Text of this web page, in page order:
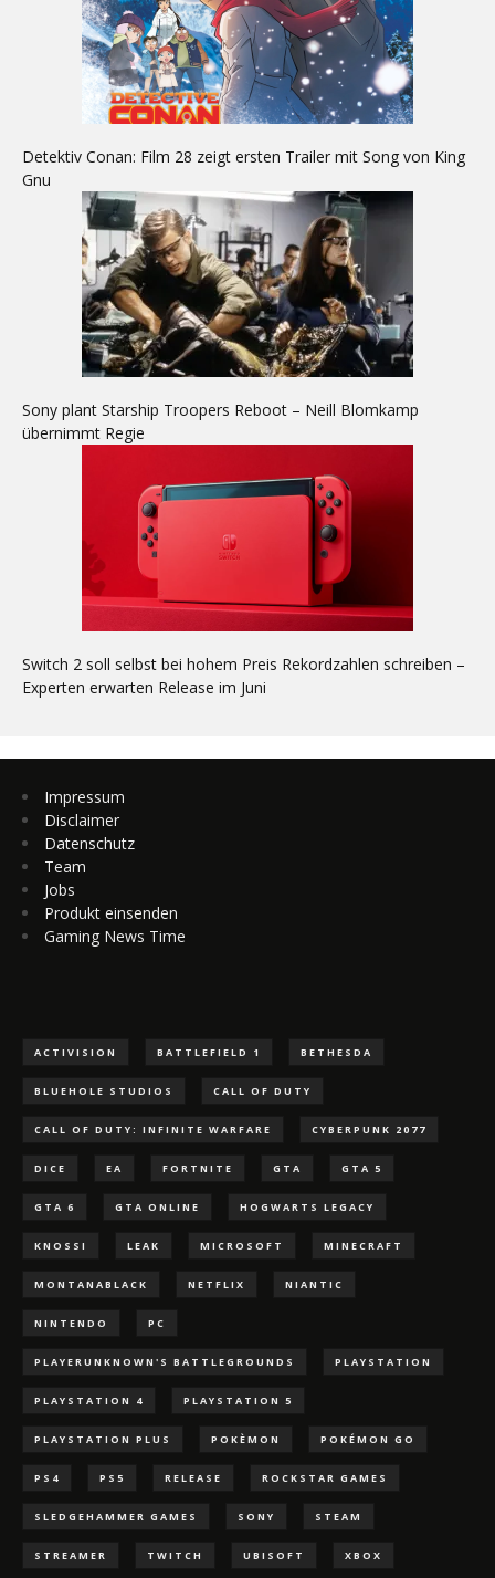
Detektiv Conan: Film 28 zeigt ersten Trailer mit Song von King
Gnu
Sony plant Starship Troopers Reboot – Neill Blomkamp
übernimmt Regie
Switch 2 soll selbst bei hohem Preis Rekordzahlen schreiben –
Experten erwarten Release im Juni
Impressum
Disclaimer
Datenschutz
Team
Jobs
Produkt einsenden
Gaming News Time
ACTIVISION BATTLEFIELD 1 BETHESDA
BLUEHOLE STUDIOS CALL OF DUTY
CALL OF DUTY: INFINITE WARFARE CYBERPUNK 2077
DICE EA FORTNITE GTA GTA 5
GTA 6 GTA ONLINE HOGWARTS LEGACY
KNOSSI LEAK MICROSOFT MINECRAFT
MONTANABLACK NETFLIX NIANTIC
NINTENDO PC
PLAYERUNKNOWN'S BATTLEGROUNDS PLAYSTATION
PLAYSTATION 4 PLAYSTATION 5
PLAYSTATION PLUS POKÈMON POKÉMON GO
PS4 PS5 RELEASE ROCKSTAR GAMES
SLEDGEHAMMER GAMES SONY STEAM
STREAMER TWITCH UBISOFT XBOX